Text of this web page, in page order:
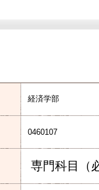
経済学部
0460107
専門科目（